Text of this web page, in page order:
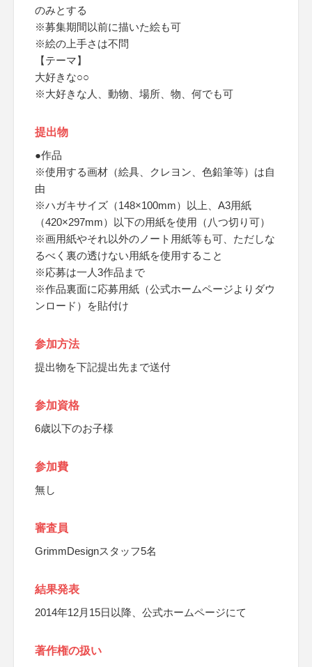
のみとする
※募集期間以前に描いた絵も可
※絵の上手さは不問
【テーマ】
大好きな○○
※大好きな人、動物、場所、物、何でも可
提出物
●作品
※使用する画材（絵具、クレヨン、色鉛筆等）は自
由
※ハガキサイズ（148×100mm）以上、A3用紙
（420×297mm）以下の用紙を使用（八つ切り可）
※画用紙やそれ以外のノート用紙等も可、ただしな
るべく裏の透けない用紙を使用すること
※応募は一人3作品まで
※作品裏面に応募用紙（公式ホームページよりダウ
ンロード）を貼付け
参加方法
提出物を下記提出先まで送付
参加資格
6歳以下のお子様
参加費
無し
審査員
GrimmDesignスタッフ5名
結果発表
2014年12月15日以降、公式ホームページにて
著作権の扱い